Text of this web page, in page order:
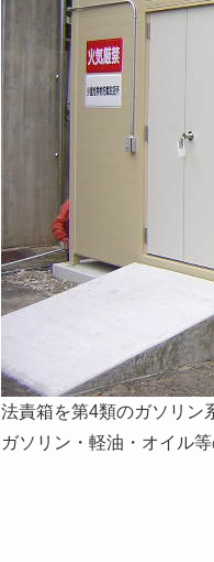
法責箱を第4類のガソリン
ガソリン・軽油・オイル